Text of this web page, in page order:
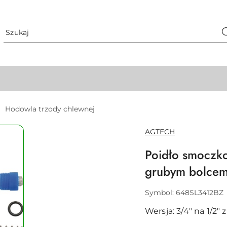
Hodowla trzody chlewnej
NAZWA
PRODUCENTA:
AGTECH
Poidło
grubym
Symbol: 648SL3412BZ
Wersja: 3/4ʺ na 1/